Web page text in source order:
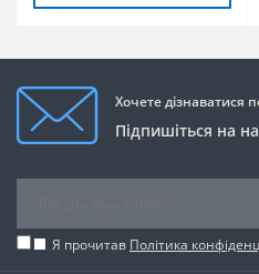
Хочете дізнаватися
Підпишіться на
Я прочитав Політика